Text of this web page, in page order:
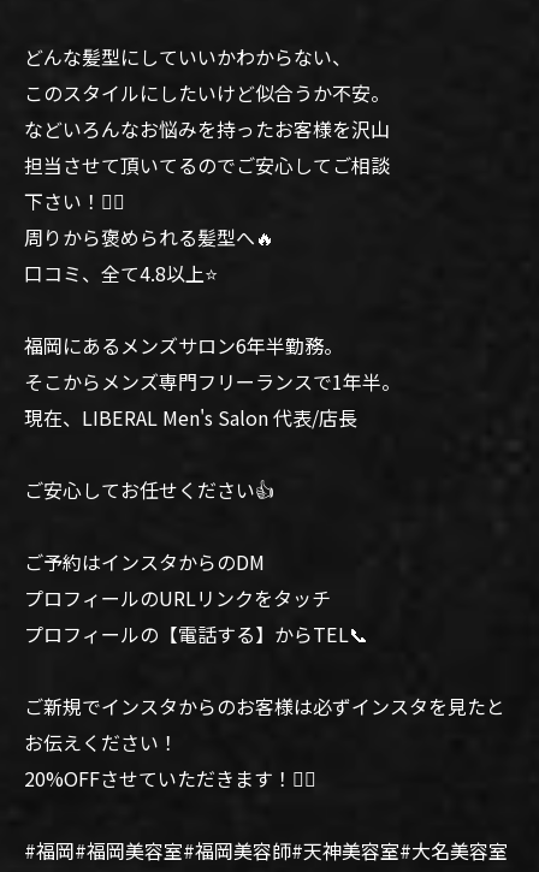
どんな髪型にしていいかわからない、
このスタイルにしたいけど似合うか不安。
などいろんなお悩みを持ったお客様を沢山
担当させて頂いてるのでご安心してご相談
下さい！🙆‍♂️
周りから褒められる髪型へ🔥
口コミ、全て4.8以上⭐️
福岡にあるメンズサロン6年半勤務。
そこからメンズ専門フリーランスで1年半。
現在、LIBERAL Men's Salon 代表/店長
ご安心してお任せください👍
ご予約はインスタからのDM
プロフィールのURLリンクをタッチ
プロフィールの【電話する】からTEL📞
ご新規でインスタからのお客様は必ずインスタを見たと
お伝えください！
20%OFFさせていただきます！🙆‍♂️
#福岡#福岡美容室#福岡美容師#天神美容室#大名美容室